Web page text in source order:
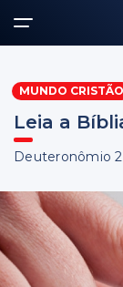
MUNDO CRISTÃO
Leia a
Deuteronômio